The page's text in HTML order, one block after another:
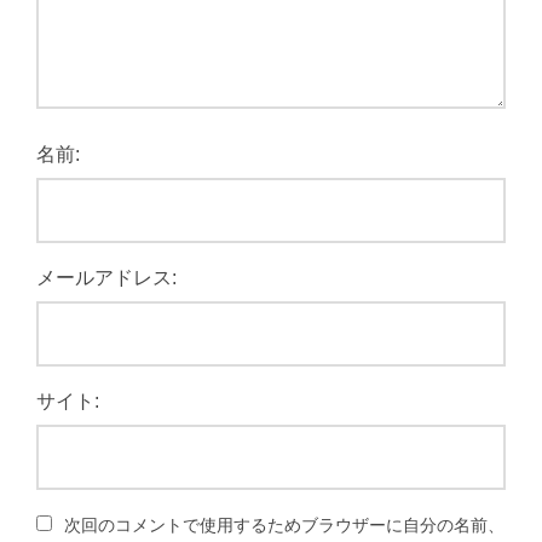
名前:
メールアドレス:
サイト:
次回のコメントで使用するためブラウザーに自分の名前、